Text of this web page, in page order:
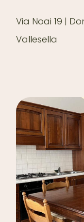
Via Noai 19 |
Vallesella